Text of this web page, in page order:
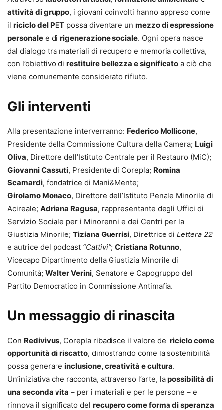
attività di gruppo, i giovani coinvolti hanno appreso come
il riciclo del PET possa diventare un mezzo di espressione
personale e di rigenerazione sociale. Ogni opera nasce
dal dialogo tra materiali di recupero e memoria collettiva,
con l’obiettivo di restituire bellezza e significato a ciò che
viene comunemente considerato rifiuto.
Gli interventi
Alla presentazione interverranno: Federico Mollicone,
Presidente della Commissione Cultura della Camera; Luigi
Oliva, Direttore dell’Istituto Centrale per il Restauro (MiC);
Giovanni Cassuti, Presidente di Corepla; Romina
Scamardi, fondatrice di Mani&Mente;
Girolamo Monaco, Direttore dell’Istituto Penale Minorile di
Acireale; Adriana Ragusa, rappresentante degli Uffici di
Servizio Sociale per i Minorenni e dei Centri per la
Giustizia Minorile; Tiziana Guerrisi, Direttrice di Lettera 22
e autrice del podcast “Cattivi”; Cristiana Rotunno,
Vicecapo Dipartimento della Giustizia Minorile di
Comunità; Walter Verini, Senatore e Capogruppo del
Partito Democratico in Commissione Antimafia.
Un messaggio di rinascita
Con Redivivus, Corepla ribadisce il valore del riciclo come
opportunità di riscatto, dimostrando come la sostenibilità
possa generare inclusione, creatività e cultura.
Un’iniziativa che racconta, attraverso l’arte, la possibilità di
una seconda vita – per i materiali e per le persone – e
rinnova il significato del recupero come forma di speranza